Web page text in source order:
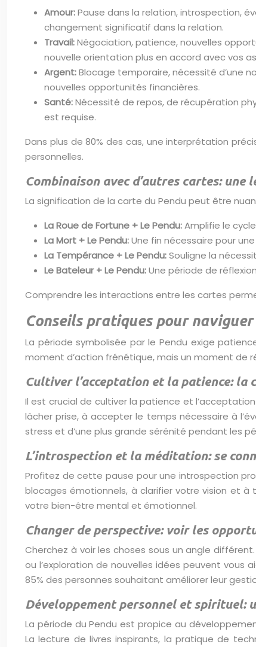
Amour:Pause dans la relation, introspection,
changement significatif dans la relation.
Travail:Négociation, patience, nouvelles
nouvelle orientation plus en accord avec vos
Argent:Blocage temporaire, nécessité d’une
nouvelles opportunités financières.
Santé:Nécessité de repos, de récupération
est requise.
Dans plus de 80% des cas, une interprétation
personnelles.
Combinaison avec d’autres cartes: une
La signification de la carte du Pendu peut être
La Roue de Fortune + Le Pendu:Amplifie le
La Mort + Le Pendu:Une fin nécessaire pour
La Tempérance + Le Pendu:Souligne la
Le Bateleur + Le Pendu:Une période de
Comprendre les interactions entre les cartes
Conseils pratiques pour
La période symbolisée par le Pendu exige
moment d’action frénétique, mais un moment de
Cultiver l’acceptation et la patience: la
Il est crucial de cultiver la patience et
lâcher prise, à accepter le temps nécessaire à
stress et d’une plus grande sérénité pendant les
L’introspection et la méditation: se
Profitez de cette pause pour une introspection
blocages émotionnels, à clarifier votre vision et
votre bien-être mental et émotionnel.
Changer de perspective: voir les
Cherchez à voir les choses sous un angle
ou l’exploration de nouvelles idées peuvent vous
85% des personnes souhaitant améliorer leur
Développement personnel et spirituel:
La période du Pendu est propice au
La lecture de livres inspirants, la pratique de